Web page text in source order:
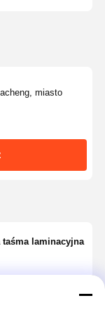
miasto
laminacyjna